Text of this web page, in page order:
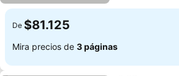
De $81.125
Mira precios de 3 páginas